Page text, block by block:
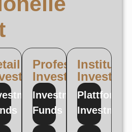
Professional
Investoren
Investment
Funds
Plattform